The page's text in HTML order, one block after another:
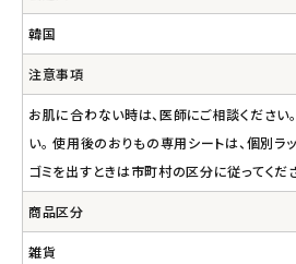
韓国
注意事項
お肌に合わない時は、医師にご相談ください
い。 使用後のおりもの専用シートは、個別ラ
ゴミを出すときは市町村の区分に従ってくだ
商品区分
雑貨